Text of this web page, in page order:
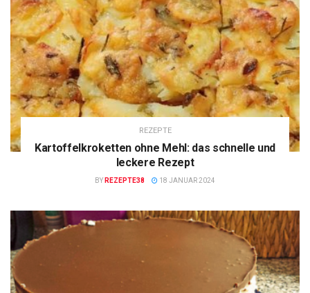
REZEPTE
Kartoffelkroketten ohne Mehl: das schnelle und
leckere Rezept
BY REZEPTE38 18 JANUAR 2024